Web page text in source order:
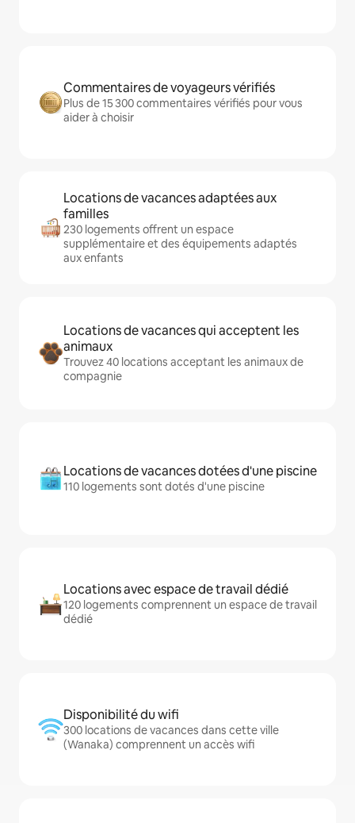
Commentaires de voyageurs vérifiés
Plus de 15 300 commentaires vérifiés pour vous
aider à choisir
Locations de vacances adaptées aux
familles
230 logements offrent un espace
supplémentaire et des équipements adaptés
aux enfants
Locations de vacances qui acceptent les
animaux
Trouvez 40 locations acceptant les animaux de
compagnie
Locations de vacances dotées d'une piscine
110 logements sont dotés d'une piscine
Locations avec espace de travail dédié
120 logements comprennent un espace de travail
dédié
Disponibilité du wifi
300 locations de vacances dans cette ville
(Wanaka) comprennent un accès wifi